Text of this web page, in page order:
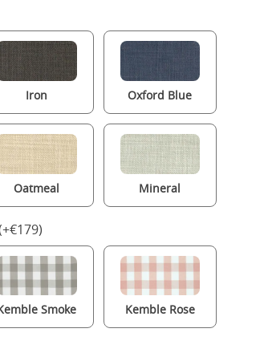
Iron Oxford Blue
Oatmeal Mineral
Smoke Kemble Rose